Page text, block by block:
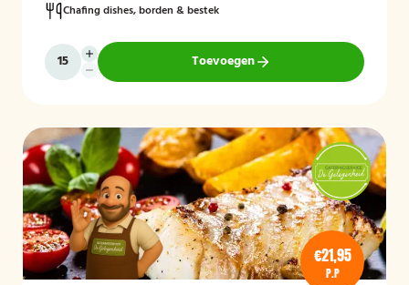
Chafing dishes, borden & bestek
Toevoegen
€21,95
P.P